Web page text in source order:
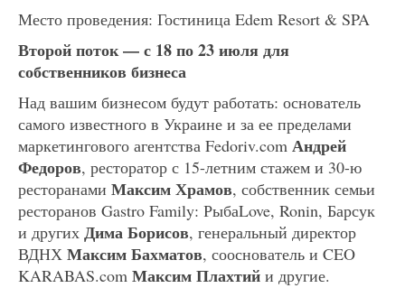
Место проведения: Гостиница Edem Resort & SPA
Второй поток — с 18 по 23 июля для
собственников бизнеса
Над вашим бизнесом будут работать: основатель
самого известного в Украине и за ее пределами
маркетингового агентства Fedoriv.com Андрей
Федоров, ресторатор с 15-летним стажем и 30-ю
ресторанами Максим Храмов, собственник семьи
ресторанов Gastro Family: РыбаLove, Ronin, Барсук
и других Дима Борисов, генеральный директор
ВДНХ Максим Бахматов, сооснователь и CEO
KARABAS.com Максим Плахтий и другие.